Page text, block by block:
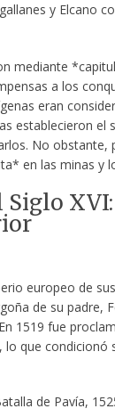
y Elcano
mediante
a los
eran
establecieron el
No obstante,
en las minas y
Siglo
europeo de
de su padre,
1519 fue
que condicionó
de Pavía,